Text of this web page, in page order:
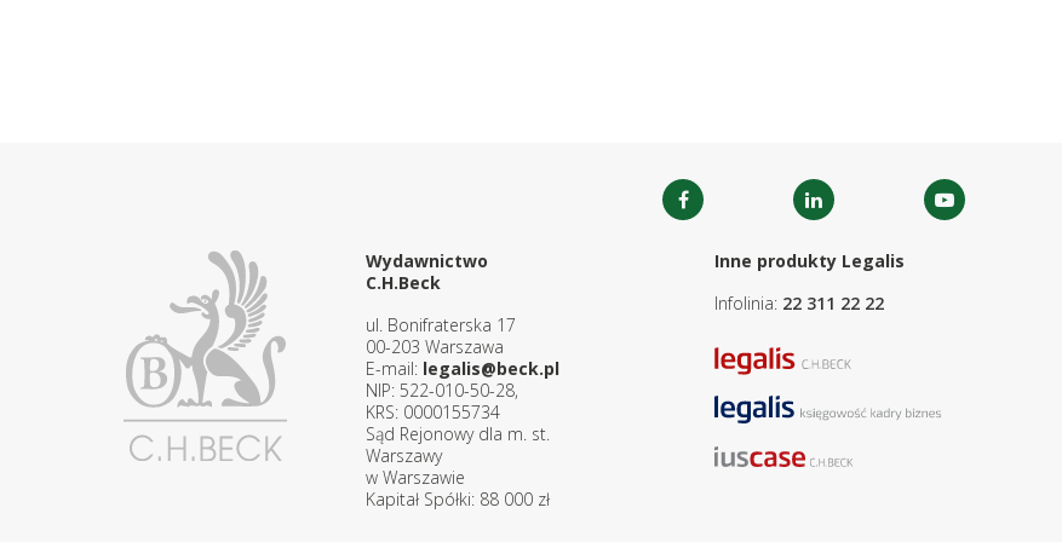
Wydawnictwo
C.H.Beck
ul. Bonifraterska 17
00-203 Warszawa
E-mail: legalis@beck.pl
NIP: 522-010-50-28,
KRS: 0000155734
Sąd Rejonowy dla m. st.
Warszawy
w Warszawie
Kapitał Spółki: 88 000 zł
Inne produkty Legalis
Infolinia: 22 311 22 22